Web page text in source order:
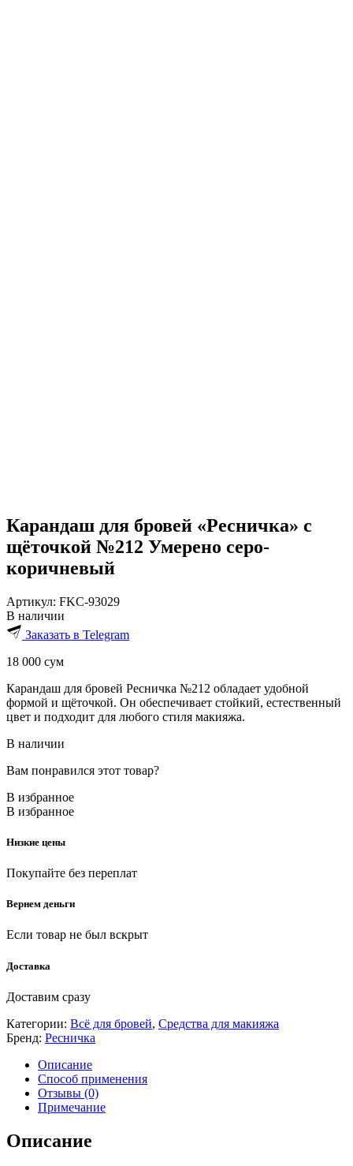
Карандаш для бровей «Ресничка» с
щёточкой №212 Умерено серо-
коричневый
Артикул: FKC-93029
В наличии
Заказать в Telegram
18 000 сум
Карандаш для бровей Ресничка №212 обладает удобной
формой и щёточкой. Он обеспечивает стойкий, естественный
цвет и подходит для любого стиля макияжа.
В наличии
Вам понравился этот товар?
В избранное
В избранное
Низкие цены
Покупайте без переплат
Вернем деньги
Если товар не был вскрыт
Доставка
Доставим сразу
Категории: Всё для бровей, Средства для макияжа
Бренд: Ресничка
Описание
Способ применения
Отзывы (0)
Примечание
Описание